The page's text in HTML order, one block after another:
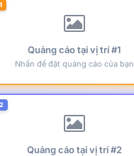
Quảng cáo tại vị trí #1
Nhấn để đặt quảng cáo của bạn
Quảng cáo tại vị trí #2